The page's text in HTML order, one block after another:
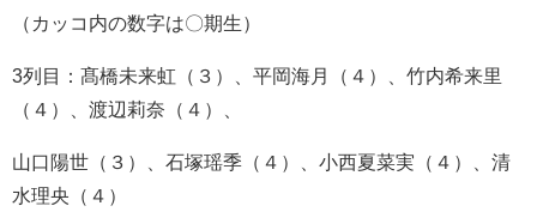
（カッコ内の数字は〇期生）
3列目：髙橋未来虹（３）、平岡海月（４）、竹内希来里
（４）、渡辺莉奈（４）、
山口陽世（３）、石塚瑶季（４）、小西夏菜実（４）、清
水理央（４）